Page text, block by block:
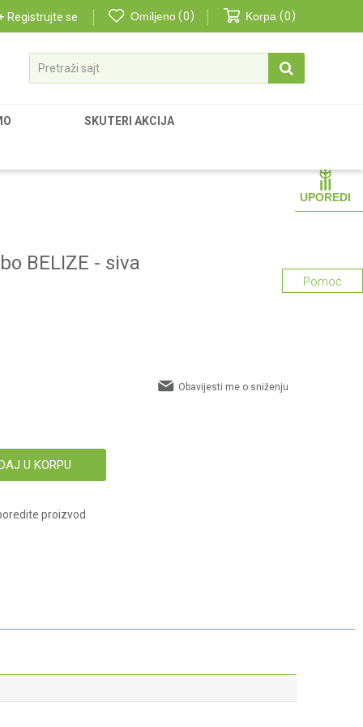
Registrujte se Omiljeno 0 Korpa 0
Pretraži sajt
SKUTERI AKCIJA
UPOREDI
BELIZE - siva
Obavijesti me o sniženju
U KORPU
proizvod
Pomoć